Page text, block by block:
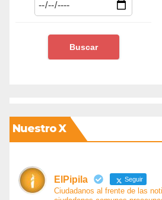
Nuestro X
ElPipila Seguir
Ciudadanos al frente de las